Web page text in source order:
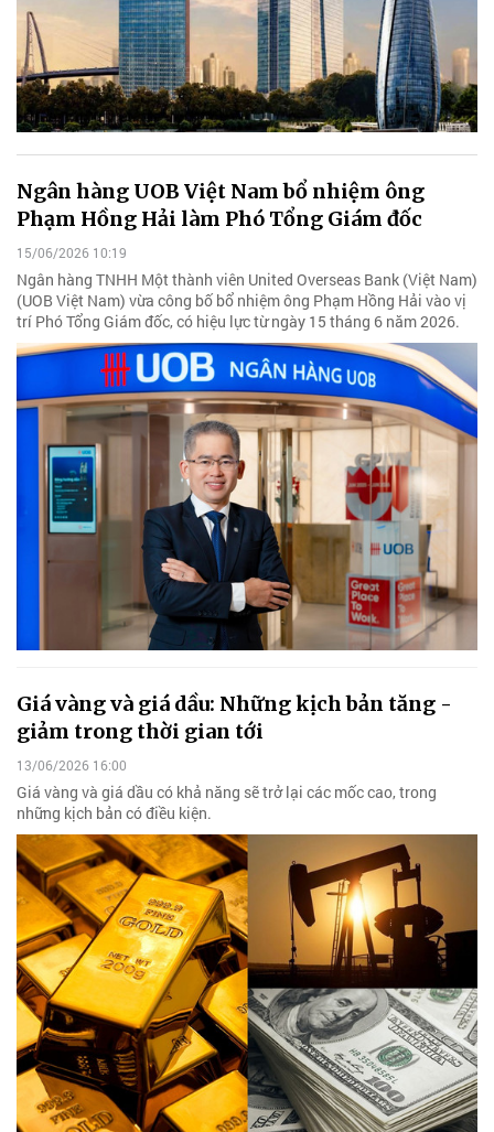
Ngân hàng UOB Việt Nam bổ nhiệm ông
Phạm Hồng Hải làm Phó Tổng Giám đốc
15/06/2026 10:19
Ngân hàng TNHH Một thành viên United Overseas Bank (Việt Nam)
(UOB Việt Nam) vừa công bố bổ nhiệm ông Phạm Hồng Hải vào vị
trí Phó Tổng Giám đốc, có hiệu lực từ ngày 15 tháng 6 năm 2026.
Giá vàng và giá dầu: Những kịch bản tăng -
giảm trong thời gian tới
13/06/2026 16:00
Giá vàng và giá dầu có khả năng sẽ trở lại các mốc cao, trong
những kịch bản có điều kiện.